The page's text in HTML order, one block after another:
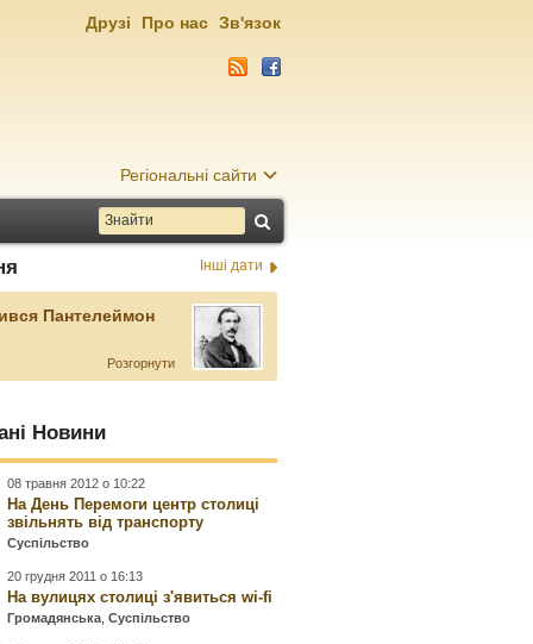
Регіональні сайти
Друзі Про нас Зв'язок
Інші дати
Пантелеймон
Розгорнути
Новини
08 травня 2012 о 10:22
На День Перемоги центр столиці
звільнять від транспорту
Суспільство
20 грудня 2011 о 16:13
На вулицях столиці з'явиться wi-fi
Громадянська ,Суспільство